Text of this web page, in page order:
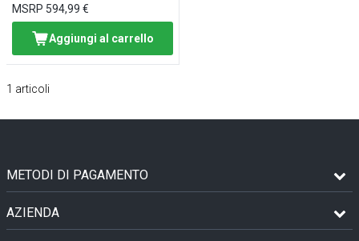
MSRP 594,99 €
Aggiungi al carrello
1 articoli
METODI DI PAGAMENTO
AZIENDA